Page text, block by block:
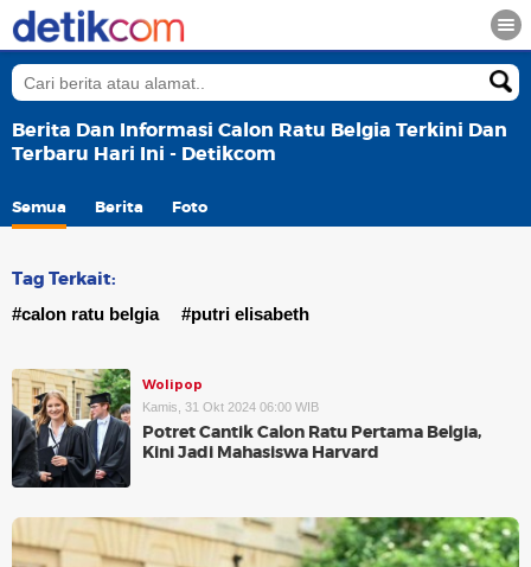
Berita Dan Informasi Calon Ratu Belgia Terkini Dan
Terbaru Hari Ini - Detikcom
Semua Berita Foto
Tag Terkait:
#calon ratu belgia #putri elisabeth
Wolipop
Kamis, 31 Okt 2024 06:00 WIB
Potret Cantik Calon Ratu Pertama Belgia,
Kini Jadi Mahasiswa Harvard